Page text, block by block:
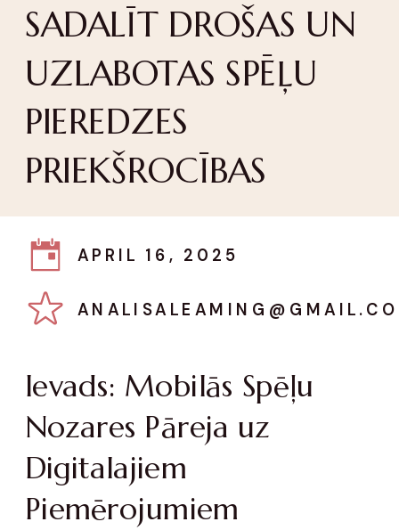
SADALĪT DROŠAS UN
UZLABOTAS SPĒĻU
PIEREDZES
PRIEKŠROCĪBAS
Ievads: Mobilās Spēļu
Nozares Pāreja uz
Digitalajiem
Piemērojumiem
APRIL 16, 2025